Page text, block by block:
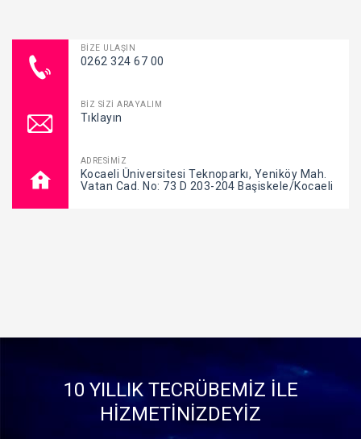
BİZE ULAŞIN
0262 324 67 00
BİZ SİZİ ARAYALIM
Tıklayın
ADRESİMİZ
Kocaeli Üniversitesi Teknoparkı, Yeniköy Mah.
Vatan Cad. No: 73 D 203-204 Başiskele/Kocaeli
10 YILLIK TECRÜBEMİZ İLE
HİZMETİNİZDEYİZ